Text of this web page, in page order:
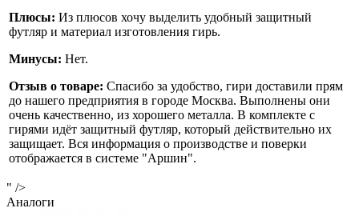
Плюсы: Из плюсов хочу выделить удобный защитный
футляр и материал изготовления гирь.
Минусы: Нет.
Отзыв о товаре: Спасибо за удобство, гири доставили прям
до нашего предприятия в городе Москва. Выполнены они
очень качественно, из хорошего металла. В комплекте с
гирями идёт защитный футляр, который действительно их
защищает. Вся информация о производстве и поверки
отображается в системе "Аршин".
" />
Аналоги